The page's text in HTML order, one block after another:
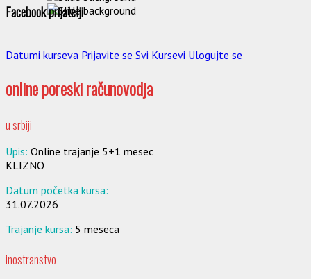
Facebook prijatelji
Datumi kurseva Prijavite se Svi Kursevi Ulogujte se
online poreski računovodja
u srbiji
Upis: Online trajanje 5+1 mesec
KLIZNO
Datum početka kursa:
31.07.2026
Trajanje kursa: 5 meseca
inostranstvo